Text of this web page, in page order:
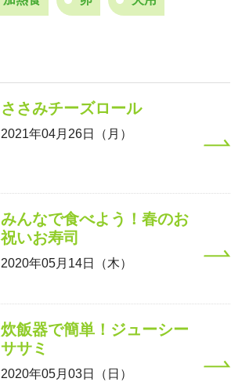
ささみチーズロール
2021年04月26日（月）
みんなで食べよう！春のお
祝いお寿司
2020年05月14日（木）
炊飯器で簡単！ジューシー
ササミ
2020年05月03日（日）